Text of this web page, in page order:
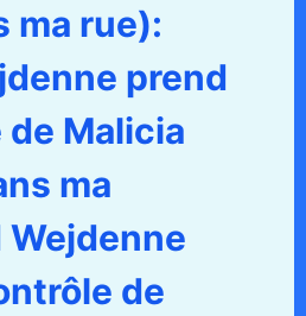
ma rue):
prend
Malicia
ma
Wejdenne
de